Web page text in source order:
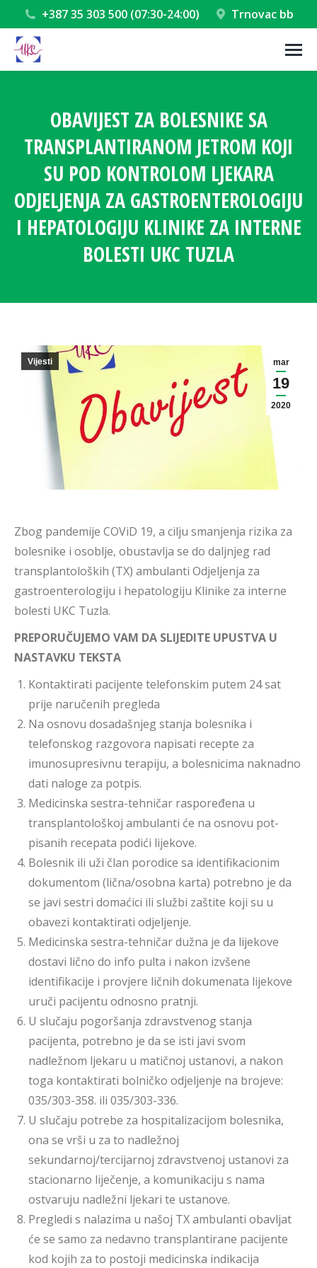
+387 35 303 500 (07:30-24:00) Trnovac bb
OBAVIJEST ZA BOLESNIKE SA
TRANSPLANTIRANOM JETROM KOJI
SU POD KONTROLOM LJEKARA
ODJELJENJA ZA GASTROENTEROLOGIJU
I HEPATOLOGIJU KLINIKE ZA INTERNE
BOLESTI UKC TUZLA
mar
19
2020
Vijesti
Zbog pandemije COViD 19, a cilju smanjenja rizika za
bolesnike i osoblje, obustavlja se do daljnjeg rad
transplantoloških (TX) ambulanti Odjeljenja za
gastroenterologiju i hepatologiju Klinike za interne
bolesti UKC Tuzla.
PREPORUČUJEMO VAM DA SLIJEDITE UPUSTVA U
NASTAVKU TEKSTA
Kontaktirati pacijente telefonskim putem 24 sat
prije naručenih pregleda
Na osnovu dosadašnjeg stanja bolesnika i
telefonskog razgovora napisati recepte za
imunosupresivnu terapiju, a bolesnicima naknadno
dati naloge za potpis.
Medicinska sestra-tehničar raspoređena u
transplantološkoj ambulanti će na osnovu pot-
pisanih recepata podići lijekove.
Bolesnik ili uži član porodice sa identifikacionim
dokumentom (lična/osobna karta) potrebno je da
se javi sestri domaćici ili službi zaštite koji su u
obavezi kontaktirati odjeljenje.
Medicinska sestra-tehničar dužna je da lijekove
dostavi lično do info pulta i nakon izvšene
identifikacije i provjere ličnih dokumenata lijekove
uruči pacijentu odnosno pratnji.
U slučaju pogoršanja zdravstvenog stanja
pacijenta, potrebno je da se isti javi svom
nadležnom ljekaru u matičnoj ustanovi, a nakon
toga kontaktirati bolničko odjeljenje na brojeve:
035/303-358. ili 035/303-336.
U slučaju potrebe za hospitalizacijom bolesnika,
ona se vrši u za to nadležnoj
sekundarnoj/tercijarnoj zdravstvenoj ustanovi za
stacionarno liječenje, a komunikaciju s nama
ostvaruju nadležni ljekari te ustanove.
Pregledi s nalazima u našoj TX ambulanti obavljat
će se samo za nedavno transplantirane pacijente
kod kojih za to postoji medicinska indikacija